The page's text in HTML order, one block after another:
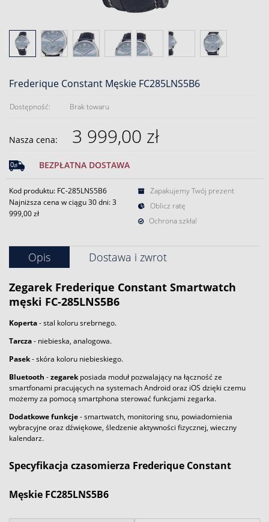
Frederique Constant Męskie FC285LNS5B6
Dostępność: Brak towaru
Nasza cena: 3 999,00 zł
BEZPŁATNA DOSTAWA
Kod produktu: FC-285LNS5B6
Najniższa cena w ciągu 30 dni:3
999,00 zł
Zapakujemy Twój prezent
Oblicz ratę
Ochrona szkła!
Opis Dostawa i zwrot
Zegarek Frederique Constant Smartwatch
męski FC-285LNS5B6
Koperta- stal koloru srebrnego.
Tarcza- niebieska, analogowa.
Pasek- skóra koloru niebieskiego.
Bluetooth -zegarekposiada moduł pozwalający na łączność ze
smartfonami pracujących na systemach Android oraz iOS dzięki czemu
możemy za pomocą smartphona sterować funkcjami zegarka.
Dodatkowe funkcje- smartwatch, monitoring snu, powiadomienia
wybracyjne oraz dźwiękowe, śledzenie aktywności fizycznej, wieczny
kalendarz.
Specyfikacja czasomierza Frederique Constant
Męskie FC285LNS5B6